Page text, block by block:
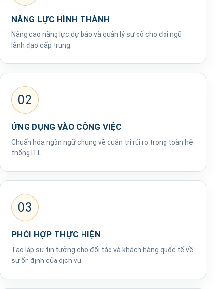
NĂNG LỰC HÌNH THÀNH
Nâng cao năng lực dự báo và quản lý sự cố cho đội ngũ
lãnh đạo cấp trung.
02
ỨNG DỤNG VÀO CÔNG VIỆC
Chuẩn hóa ngôn ngữ chung về quản trị rủi ro trong toàn hệ
thống ITL.
03
PHỐI HỢP THỰC HIỆN
Tạo lập sự tin tưởng cho đối tác và khách hàng quốc tế về
sự ổn định của dịch vụ.